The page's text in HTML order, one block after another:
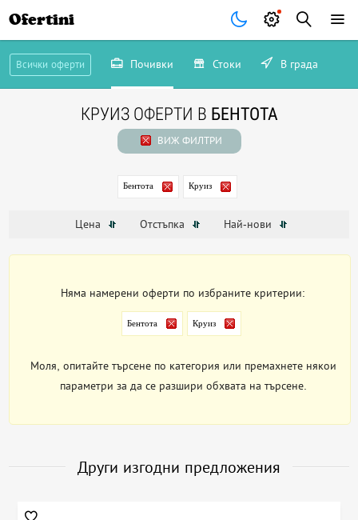
Ofertini
Всички оферти Почивки Стоки В града
КРУИЗ ОФЕРТИ В БЕНТОТА
ВИЖ ФИЛТРИ
Бентота Круиз
Цена Отстъпка Най-нови
Няма намерени оферти по избраните критерии:
Бентота Круиз
Моля, опитайте търсене по категория или премахнете някои
параметри за да се разшири обхвата на търсене.
Други изгодни предложения